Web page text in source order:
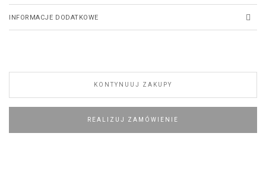
INFORMACJE DODATKOWE
KONTYNUUJ ZAKUPY
REALIZUJ ZAMÓWIENIE